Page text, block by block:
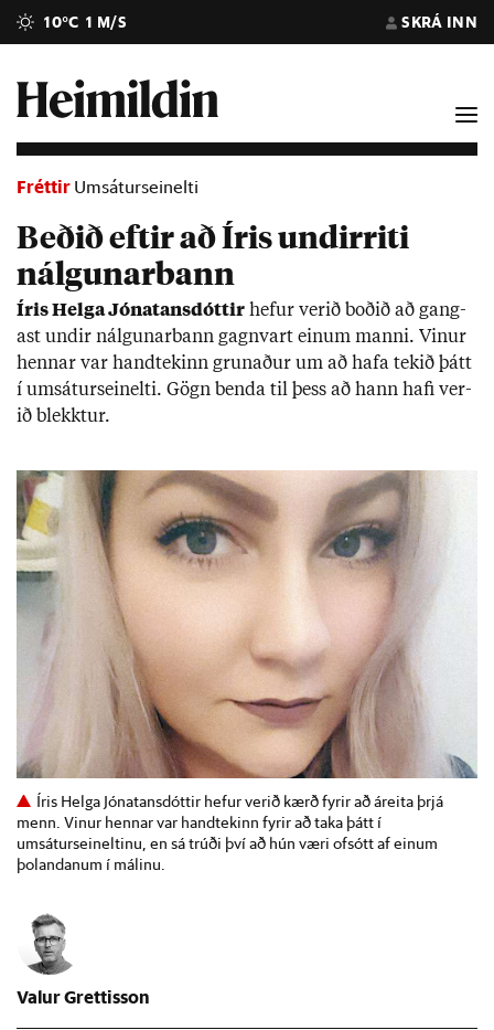
10°C 1 M/S SKRÁ INN
Fréttir Umsáturseinelti
Beðið eftir að Íris undirriti
nálgunarbann
Ír­is Helga Jónatans­dótt­ir hef­ur ver­ið boð­ið að gang­
ast und­ir nálg­un­ar­bann gagn­vart ein­um manni. Vin­ur
henn­ar var hand­tek­inn grun­að­ur um að hafa tek­ið þátt
í umsát­ur­seinelti. Gögn benda til þess að hann hafi ver­
ið blekkt­ur.
Íris Helga Jónatansdóttir hefur verið kærð fyrir að áreita þrjá
menn. Vinur hennar var handtekinn fyrir að taka þátt í
umsáturseineltinu, en sá trúði því að hún væri ofsótt af einum
þolandanum í málinu.
Valur Grettisson